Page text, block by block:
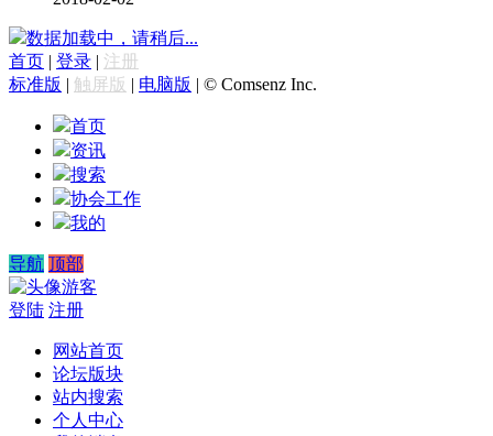
数据加载中，请稍后...
首页 | 登录 | 注册
标准版 | 触屏版 | 电脑版 | © Comsenz Inc.
首页
资讯
搜索
协会工作
我的
导航 顶部
游客
登陆 注册
网站首页
论坛版块
站内搜索
个人中心